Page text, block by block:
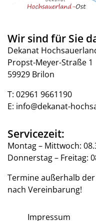
Wir sind für Sie
Dekanat
Propst-Meyer-Straße 1
59929 Brilon
T: 02961 9661190
E: info@dekanat-
Servicezeit:
Montag – Mittwoch:
Donnerstag – Freitag:
Termine außerhalb
nach Vereinbarung!
Impressum